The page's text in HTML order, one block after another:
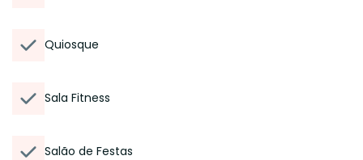
Quiosque
Sala Fitness
Salão de Festas